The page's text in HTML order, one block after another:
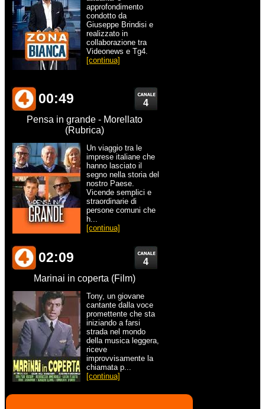
approfondimento
condotto da
Giuseppe Brindisi e
realizzato in
collaborazione tra
Videonews e Tg4.
[continua]
00:49
4
Pensa in grande - Morellato
(Rubrica)
Un viaggio tra le
imprese italiane che
hanno lasciato il
segno nella storia del
nostro Paese.
Vicende semplici e
straordinarie di
persone comuni che
h...
[continua]
02:09
4
Marinai in coperta (Film)
Tony, un giovane
cantante dalla voce
promettente che sta
iniziando a farsi
strada nel mondo
della musica leggera,
riceve
improvvisamente la
chiamata p...
[continua]